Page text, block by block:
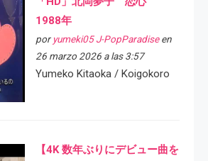
1988年
por yumeki05 J-PopParadiseen
26 marzo 2026 a las 3:57
Yumeko Kitaoka / Koigokoro
【4K 数年ぶりにデビュー曲を